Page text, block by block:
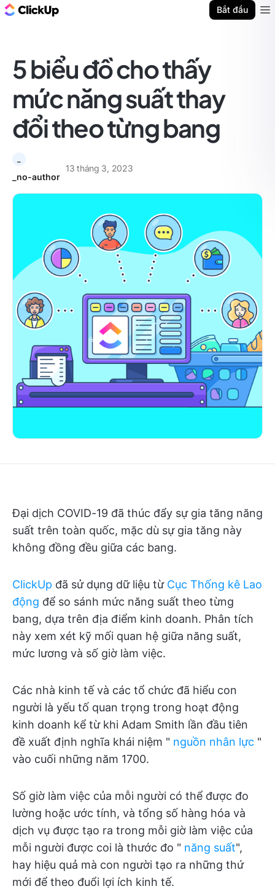
Bắt đầu
5 biểu đồ cho thấy
mức năng suất thay
đổi theo từng bang
_no-author
13 tháng 3, 2023
Đại dịch COVID-19 đã thúc đẩy sự gia tăng năng
suất trên toàn quốc, mặc dù sự gia tăng này
không đồng đều giữa các bang.
ClickUp đã sử dụng dữ liệu từ Cục Thống kê Lao
động để so sánh mức năng suất theo từng
bang, dựa trên địa điểm kinh doanh. Phân tích
này xem xét kỹ mối quan hệ giữa năng suất,
mức lương và số giờ làm việc.
Các nhà kinh tế và các tổ chức đã hiểu con
người là yếu tố quan trọng trong hoạt động
kinh doanh kể từ khi Adam Smith lần đầu tiên
đề xuất định nghĩa khái niệm " nguồn nhân lực "
vào cuối những năm 1700.
Số giờ làm việc của mỗi người có thể được đo
lường hoặc ước tính, và tổng số hàng hóa và
dịch vụ được tạo ra trong mỗi giờ làm việc của
mỗi người được coi là thước đo " năng suất",
hay hiệu quả mà con người tạo ra những thứ
mới để theo đuổi lợi ích kinh tế.